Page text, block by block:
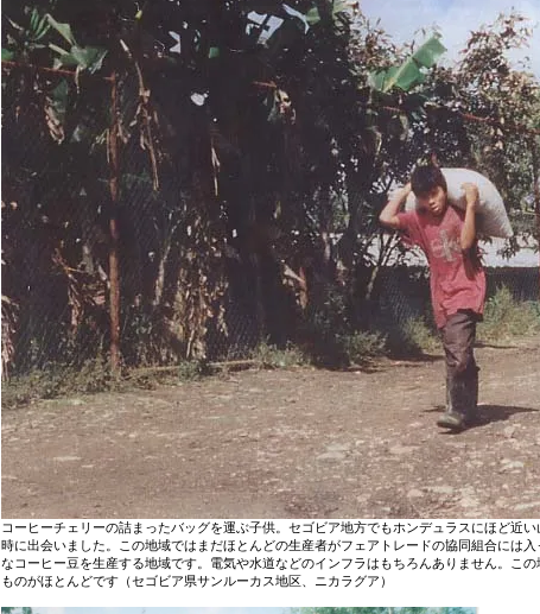
コーヒーチェリーの詰まったバッグを運ぶ子供。セゴビア地方でもホンデュラスにほど近
時に出会いました。この地域ではまだほとんどの生産者がフェアトレードの協同組合には
なコーヒー豆を生産する地域です。電気や水道などのインフラはもちろんありません。こ
ものがほとんどです（セゴビア県サンルーカス地区、ニカラグア）